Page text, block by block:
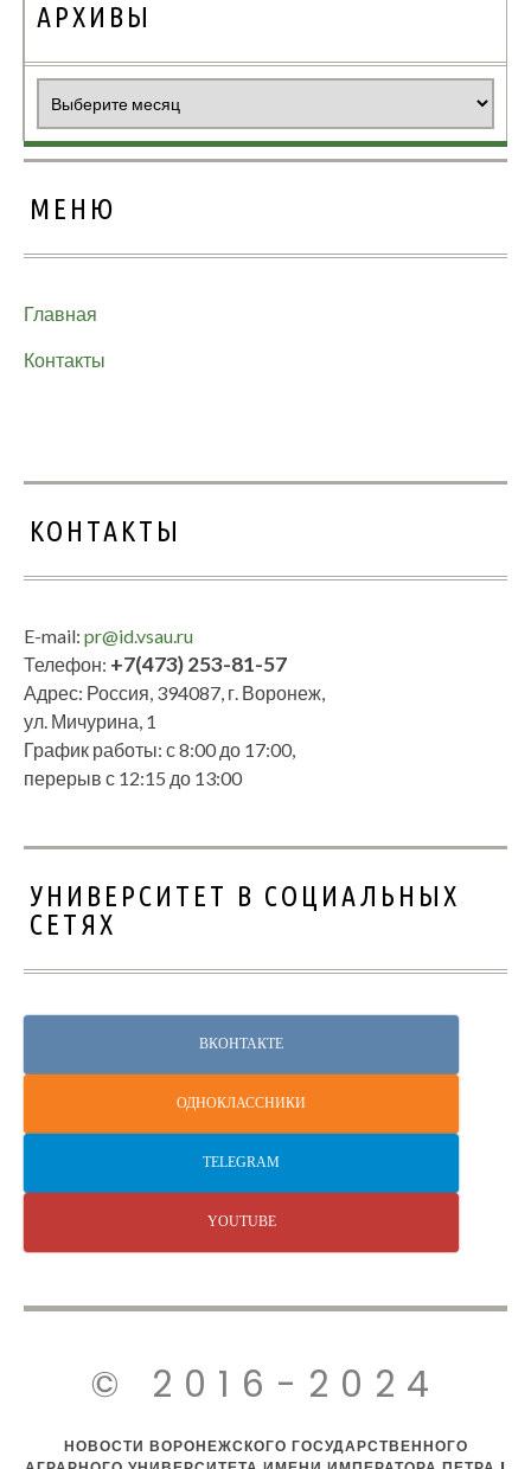
АРХИВЫ
МЕНЮ
Главная
Контакты
КОНТАКТЫ
E-mail: pr@id.vsau.ru
Телефон: +7(473) 253-81-57
Адрес: Россия, 394087, г. Воронеж,
ул. Мичурина, 1
График работы: с 8:00 до 17:00,
перерыв с 12:15 до 13:00
УНИВЕРСИТЕТ В СОЦИАЛЬНЫХ
СЕТЯХ
ВКОНТАКТЕ
ОДНОКЛАССНИКИ
TELEGRAM
YOUTUBE
© 2016-2024
НОВОСТИ ВОРОНЕЖСКОГО ГОСУДАРСТВЕННОГО